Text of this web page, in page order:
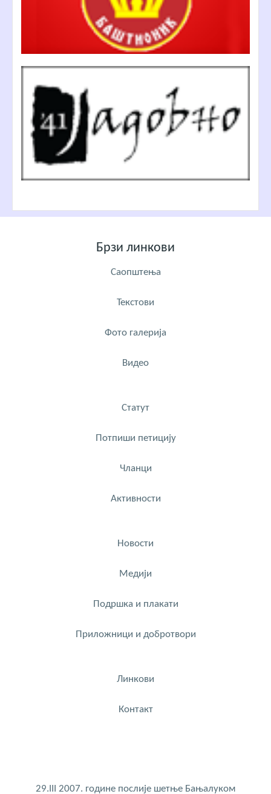
Брзи линкови
Саопштења
Текстови
Фото галерија
Видео
Статут
Потпиши петицију
Чланци
Активности
Новости
Медији
Подршка и плакати
Приложници и добротвори
Линкови
Контакт
29.III 2007. године послије шетње Бањалуком